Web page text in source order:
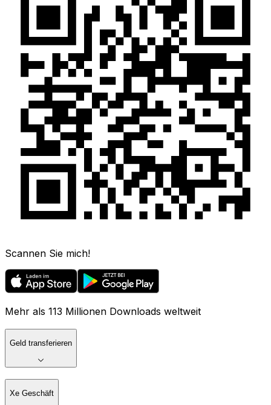
Scannen Sie mich!
Mehr als 113 Millionen Downloads weltweit
Geld transferieren
Xe Geschäft